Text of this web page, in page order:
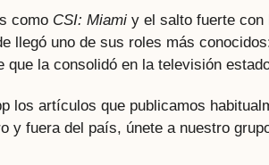
como CSI: Miami y el salto fuerte con
llegó uno de sus roles más
la consolidó en la televisión
los artículos que publicamos
y fuera del país, únete a nuestro